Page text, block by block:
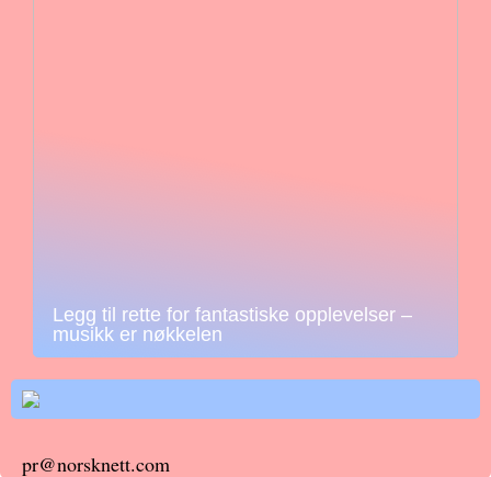
Legg til rette for fantastiske opplevelser –
musikk er nøkkelen
pr@norsknett.com